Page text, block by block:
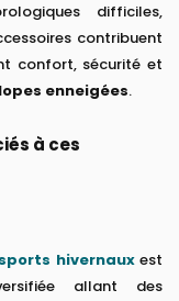
difficiles,
contribuent
confort, sécurité et
enneigées.
à ces
hivernauxest
allant des